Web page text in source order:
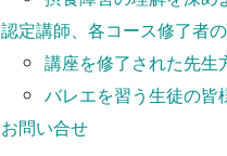
認定講師、各コース修了者
講座を修了された先生
バレエを習う生徒の皆
お問い合せ